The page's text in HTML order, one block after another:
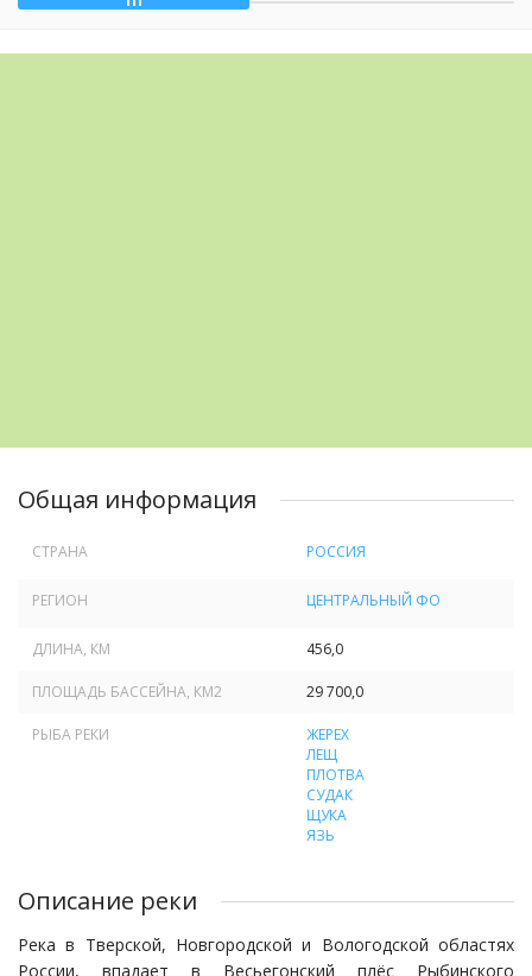
Общая информация
СТРАНА РОССИЯ
РЕГИОН ЦЕНТРАЛЬНЫЙ ФО
ДЛИНА, КМ 456,0
ПЛОЩАДЬ БАССЕЙНА, КМ2 29 700,0
РЫБА РЕКИ
ЖЕРЕХ
ЛЕЩ
ПЛОТВА
СУДАК
ЩУКА
ЯЗЬ
Описание реки
Река в Тверской, Новгородской и Вологодской областях
России, впадает в Весьегонский плёс Рыбинского